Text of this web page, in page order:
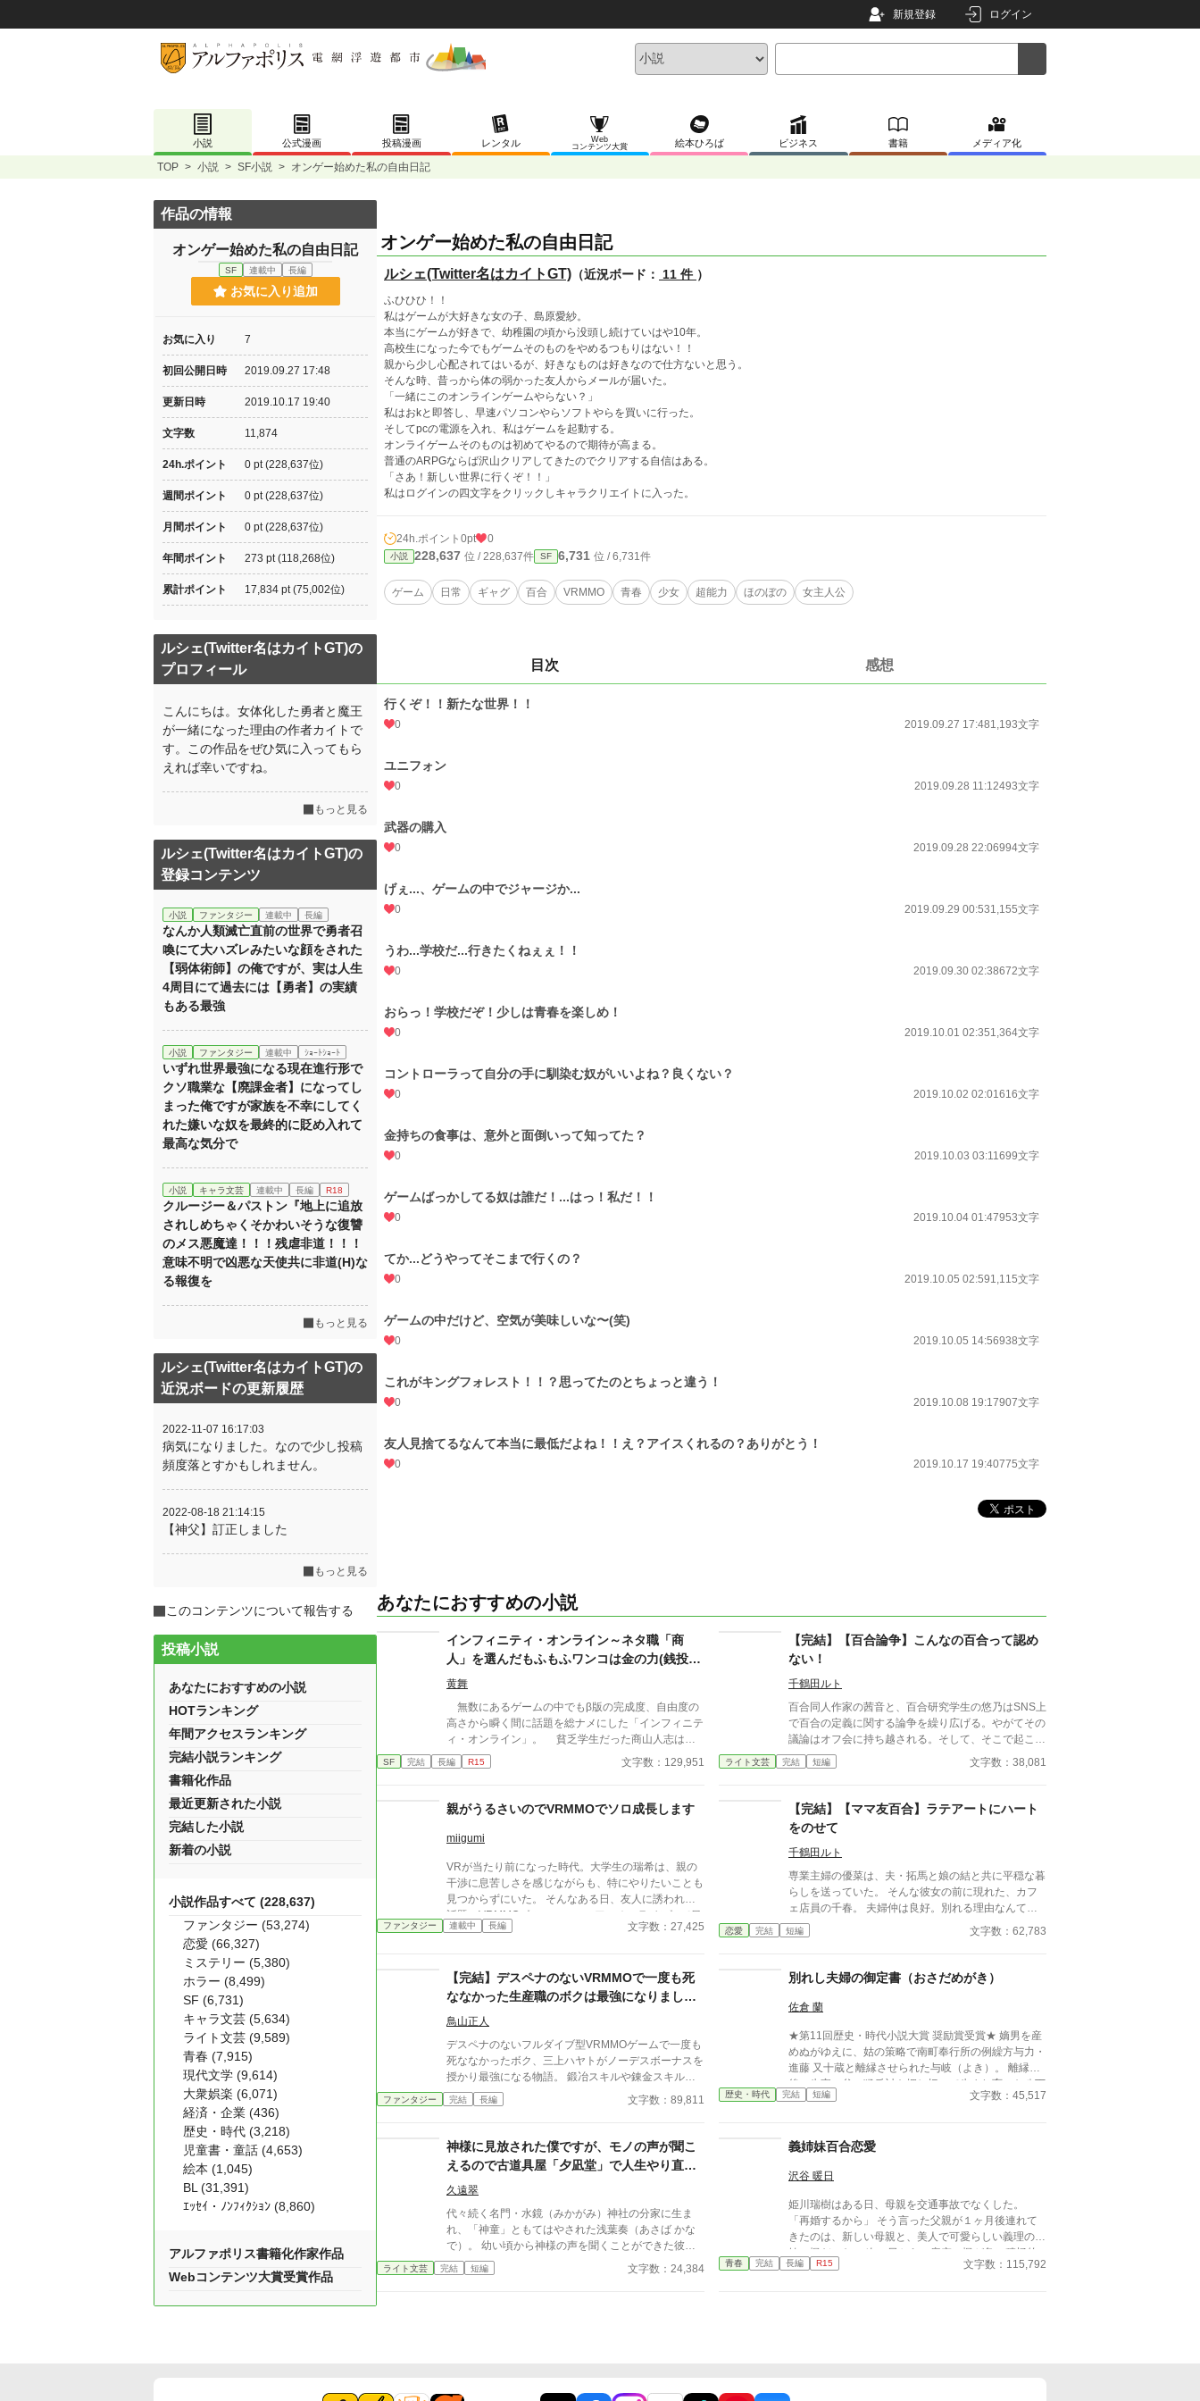
新規登録 ログイン
小説 公式漫画 投稿漫画 レンタル
Web
コンテンツ大賞
絵本ひろば ビジネス 書籍 メディア化
TOP > 小説 > SF小説 > オンゲー始めた私の自由日記
オンゲー始めた私の自由日記
ルシェ(Twitter名はカイトGT) （近況ボード： 11 件 ）
ふひひひ！！
私はゲームが大好きな女の子、島原愛紗。
本当にゲームが好きで、幼稚園の頃から没頭し続けていはや10年。
高校生になった今でもゲームそのものをやめるつもりはない！！
親から少し心配されてはいるが、好きなものは好きなので仕方ないと思う。
そんな時、昔っから体の弱かった友人からメールが届いた。
「一緒にこのオンラインゲームやらない？」
私はおkと即答し、早速パソコンやらソフトやらを買いに行った。
そしてpcの電源を入れ、私はゲームを起動する。
オンライゲームそのものは初めてやるので期待が高まる。
普通のARPGならば沢山クリアしてきたのでクリアする自信はある。
「さあ！新しい世界に行くぞ！！」
私はログインの四文字をクリックしキャラクリエイトに入った。
24h.ポイント 0pt 0
小説 228,637 位 / 228,637件 SF 6,731 位 / 6,731件
ゲーム 日常 ギャグ 百合 VRMMO 青春 少女 超能力 ほのぼの 女主人公
目次 感想
行くぞ！！新たな世界！！
0 2019.09.27 17:481,193文字
ユニフォン
0 2019.09.28 11:12493文字
武器の購入
0 2019.09.28 22:06994文字
げぇ...、ゲームの中でジャージか...
0 2019.09.29 00:531,155文字
うわ...学校だ...行きたくねぇぇ！！
0 2019.09.30 02:38672文字
おらっ！学校だぞ！少しは青春を楽しめ！
0 2019.10.01 02:351,364文字
コントローラって自分の手に馴染む奴がいいよね？良くない？
0 2019.10.02 02:01616文字
金持ちの食事は、意外と面倒いって知ってた？
0 2019.10.03 03:11699文字
ゲームばっかしてる奴は誰だ！...はっ！私だ！！
0 2019.10.04 01:47953文字
てか...どうやってそこまで行くの？
0 2019.10.05 02:591,115文字
ゲームの中だけど、空気が美味しいな〜(笑)
0 2019.10.05 14:56938文字
これがキングフォレスト！！？思ってたのとちょっと違う！
0 2019.10.08 19:17907文字
友人見捨てるなんて本当に最低だよね！！え？アイスくれるの？ありがとう！
0 2019.10.17 19:40775文字
あなたにおすすめの小説
インフィニティ・オンライン～ネタ職「商
人」を選んだもふもふワンコは金の力(銭投
げ)で無双する～
黄舞
無数にあるゲームの中でもβ版の完成度、自由度の
高さから瞬く間に話題を総ナメにした「インフィニテ
ィ・オンライン」。 貧乏学生だった商山人志はゲ
ームの中だけでも大金持ちになることを夢みてネタ職
「商人」を選んでしまう。 攻撃スキルはゲーム内
ように強力なスキルや生産職のように戦闘に役立つア
イテムや武具を作るスキルも無い。 見た目はせっ
かくゲームだからと選んだもふもふワンコの獣人姿。
避で選ぶやつは少ない！ そんな中、人志は半ばや
けくそ気味にこう言い放った。 「くそっ！ 完全に
騙された！！ もういっその事お前らがバカにした
『商人』で天下取ってやんよ！！ 金の力を思い知
れ！！」 一度完結させて頂きましたが、勝手ながら2
た、1章でも試みた、読者参加型の物語としたいと思
っています 具体的にはあとがき等で都度告知を行い
ントの有無によらず、ゲーム内(物語内)のシステムな
どにご指摘を頂けましたら、運営チームの判断により
緊急メンテナンスを実施させていただくことも考えて
います 皆様が楽しんで頂けるゲーム作りに邁進して
いきますので、変わらぬご愛顧をよろしくお願いしま
すm(*_ _)m 吉日 運営チーム 大変申し訳ありません
で再度完結にさせていただきます。
SF 完結 長編 R15 文字数：129,951
【完結】【百合論争】こんなの百合って認め
ない！
千鶴田ルト
百合同人作家の茜音と、百合研究学生の悠乃はSNS上
で百合の定義に関する論争を繰り広げる。やがてその
議論はオフ会に持ち越される。そして、そこで起こっ
たこととは…！？ 百合に人生を賭けた二人が、ぶつ
かり合い、話し合い、惹かれ合う。百合とは何か。友
争系百合コメディ！
ライト文芸 完結 短編 文字数：38,081
親がうるさいのでVRMMOでソロ成長します
miigumi
VRが当たり前になった時代。大学生の瑞希は、親の
干渉に息苦しさを感じながらも、特にやりたいことも
見つからずにいた。 そんなある日、友人に誘われた
話題のVRMMO《ルーンスフィア・オンライン》で目
にしたのは――「あなたが求める自由を」という言
ない場所で、瑞希は自分の力で強くなることを選ん
だ。これは、自由を求める彼女のソロ成長物語。 毎
ファンタジー 連載中 長編 文字数：27,425
【完結】【ママ友百合】ラテアートにハート
をのせて
千鶴田ルト
専業主婦の優菜は、夫・拓馬と娘の結と共に平穏な暮
らしを送っていた。 そんな彼女の前に現れた、カフ
ェ店員の千春。 夫婦仲は良好。別れる理由なんてど
こにもない。 それでも――千春との時間は、日常の
中でそっと息を潜め、やがて大きな存在へと変わって
ールズラブ物語です。 ハッピーエンドになるのでご
恋愛 完結 短編 文字数：62,783
【完結】デスペナのないVRMMOで一度も死
ななかった生産職のボクは最強になりまし
た。
鳥山正人
デスペナのないフルダイブ型VRMMOゲームで一度も
死ななかったボク、三上ハヤトがノーデスボーナスを
授かり最強になる物語。 鍛冶スキルや錬金スキルを
使っていく、まったり系生産職のお話です。 まった
り更新でやっていきたいと思っていますので、よろし
次選考通過しました。
ファンタジー 完結 長編 文字数：89,811
別れし夫婦の御定書（おさだめがき）
佐倉 蘭
★第11回歴史・時代小説大賞 奨励賞受賞★ 嫡男を産
めぬがゆえに、姑の策略で南町奉行所の例繰方与力・
進藤 又十蔵と離縁させられた与岐（よき）。 離縁
後、生家の父の猛反対を押し切って生まれ育った八丁
堀の組屋敷を出ると、小伝馬町の仕舞屋に居を定めて
事与力の御家に嫁いだ。 おのれに起こったことは綺
を望む町家の女房たちの代わりに亭主どもから去り状
し）」の生業（なりわい）をして生計を立てていた。
されどもある日突然、与岐の仕舞屋にとっくの昔に離
縁したはずの元夫・又十蔵が転がり込んできて——
※「今宵は遣らずの雨」「大江戸ロミオ&ジュリエッ
歴史・時代 完結 短編 文字数：45,517
神様に見放された僕ですが、モノの声が聞こ
えるので古道具屋「夕凪堂」で人生やり直し
ます
久遠翠
代々続く名門・水鏡（みかがみ）神社の分家に生ま
れ、「神童」ともてはやされた浅葉奏（あさば かな
で）。 幼い頃から神様の声を聞くことができた彼
は、しかし十八歳の誕生日を境に、その不思議な能力
を失ってしまう。 「出来損ないめ」 才能を失った奏
な着物をまとった美しい少女・紬（つむぎ）と、一匹
ライト文芸 完結 短編 文字数：24,384
義姉妹百合恋愛
沢谷 暖日
姫川瑞樹はある日、母親を交通事故でなくした。
「再婚するから」 そう言った父親が１ヶ月後連れて
きたのは、新しい母親と、美人で可愛らしい義理の
妹、楓だった。 次の日から、唐突に楓が急に積極的
になる。 それもそのはず、楓にとっての瑞樹は幼稚
青春 完結 長編 R15 文字数：115,792
作品の情報
オンゲー始めた私の自由日記
SF 連載中 長編
お気に入り追加
お気に入り 7
初回公開日時 2019.09.27 17:48
更新日時 2019.10.17 19:40
文字数 11,874
24h.ポイント 0 pt (228,637位)
週間ポイント 0 pt (228,637位)
月間ポイント 0 pt (228,637位)
年間ポイント 273 pt (118,268位)
累計ポイント 17,834 pt (75,002位)
ルシェ(Twitter名はカイトGT)の
プロフィール
こんにちは。女体化した勇者と魔王
が一緒になった理由の作者カイトで
す。この作品をぜひ気に入ってもら
えれば幸いですね。
もっと見る
ルシェ(Twitter名はカイトGT)の
登録コンテンツ
小説 ファンタジー 連載中 長編
なんか人類滅亡直前の世界で勇者召
喚にて大ハズレみたいな顔をされた
【弱体術師】の俺ですが、実は人生
4周目にて過去には【勇者】の実績
もある最強
小説 ファンタジー 連載中 ｼｮｰﾄｼｮｰﾄ
いずれ世界最強になる現在進行形で
クソ職業な【廃課金者】になってし
まった俺ですが家族を不幸にしてく
れた嫌いな奴を最終的に貶め入れて
最高な気分で
小説 キャラ文芸 連載中 長編 R18
クルージー＆パストン『地上に追放
されしめちゃくそかわいそうな復讐
のメス悪魔達！！！残虐非道！！！
意味不明で凶悪な天使共に非道(H)な
る報復を
もっと見る
ルシェ(Twitter名はカイトGT)の
近況ボードの更新履歴
2022-11-07 16:17:03
病気になりました。なので少し投稿
頻度落とすかもしれません。
2022-08-18 21:14:15
【神父】訂正しました
もっと見る
このコンテンツについて報告する
投稿小説
あなたにおすすめの小説
HOTランキング
年間アクセスランキング
完結小説ランキング
書籍化作品
最近更新された小説
完結した小説
新着の小説
小説作品すべて (228,637)
ファンタジー (53,274)
恋愛 (66,327)
ミステリー (5,380)
ホラー (8,499)
SF (6,731)
キャラ文芸 (5,634)
ライト文芸 (9,589)
青春 (7,915)
現代文学 (9,614)
大衆娯楽 (6,071)
経済・企業 (436)
歴史・時代 (3,218)
児童書・童話 (4,653)
絵本 (1,045)
BL (31,391)
ｴｯｾｲ・ﾉﾝﾌｨｸｼｮﾝ (8,860)
アルファポリス書籍化作家作品
Webコンテンツ大賞受賞作品